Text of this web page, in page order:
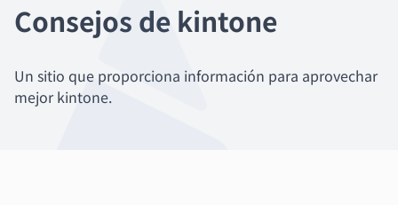
Consejos de kintone
Un sitio que proporciona información para aprovechar
mejor kintone.